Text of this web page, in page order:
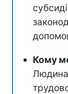
Кому